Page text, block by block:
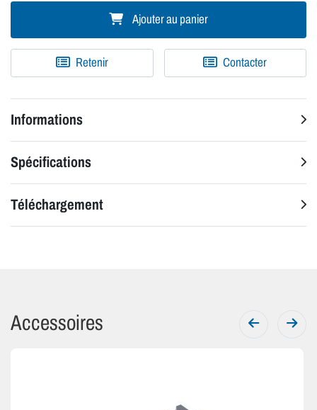
Ajouter au panier
Retenir Contacter
Informations
Spécifications
Téléchargement
Accessoires